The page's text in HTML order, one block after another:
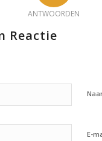
ANTWOORDEN
Reactie
E-